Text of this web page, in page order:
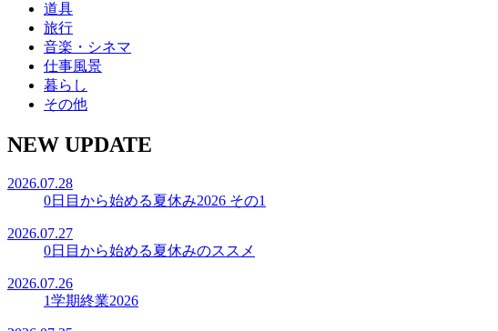
道具
旅行
音楽・シネマ
仕事風景
暮らし
その他
NEW UPDATE
2026.07.28
0日目から始める夏休み2026 その1
2026.07.27
0日目から始める夏休みのススメ
2026.07.26
1学期終業2026